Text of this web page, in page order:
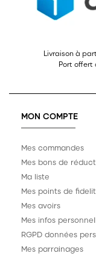
Livraison à
Port offert
MON COMPTE
Mes commandes
Mes bons de
Ma liste
Mes points de
Mes avoirs
Mes infos
RGPD données
Mes parrainages